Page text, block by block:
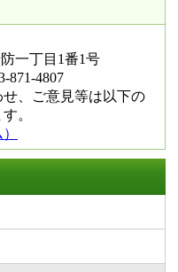
一丁目1番1号
871-4807
、ご意見等は以下の
。